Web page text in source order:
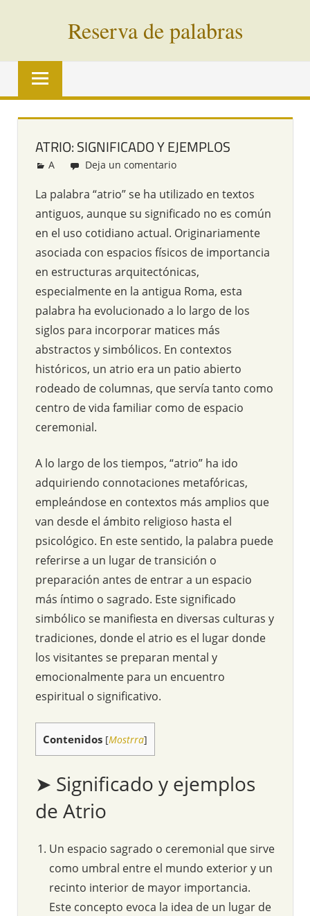
Reserva de palabras
Palabras
vías
todo
mundo
ATRIO: SIGNIFICADO Y EJEMPLOS
Redacción
A Deja un comentario
La palabra “atrio” se ha utilizado en textos
antiguos, aunque su significado no es común
en el uso cotidiano actual. Originariamente
asociada con espacios físicos de importancia
en estructuras arquitectónicas,
especialmente en la antigua Roma, esta
palabra ha evolucionado a lo largo de los
siglos para incorporar matices más
abstractos y simbólicos. En contextos
históricos, un atrio era un patio abierto
rodeado de columnas, que servía tanto como
centro de vida familiar como de espacio
ceremonial.
A lo largo de los tiempos, “atrio” ha ido
adquiriendo connotaciones metafóricas,
empleándose en contextos más amplios que
van desde el ámbito religioso hasta el
psicológico. En este sentido, la palabra puede
referirse a un lugar de transición o
preparación antes de entrar a un espacio
más íntimo o sagrado. Este significado
simbólico se manifiesta en diversas culturas y
tradiciones, donde el atrio es el lugar donde
los visitantes se preparan mental y
emocionalmente para un encuentro
espiritual o significativo.
Contenidos [Mostrra]
➤ Significado y ejemplos
de Atrio
Un espacio sagrado o ceremonial que sirve
como umbral entre el mundo exterior y un
recinto interior de mayor importancia.
Este concepto evoca la idea de un lugar de